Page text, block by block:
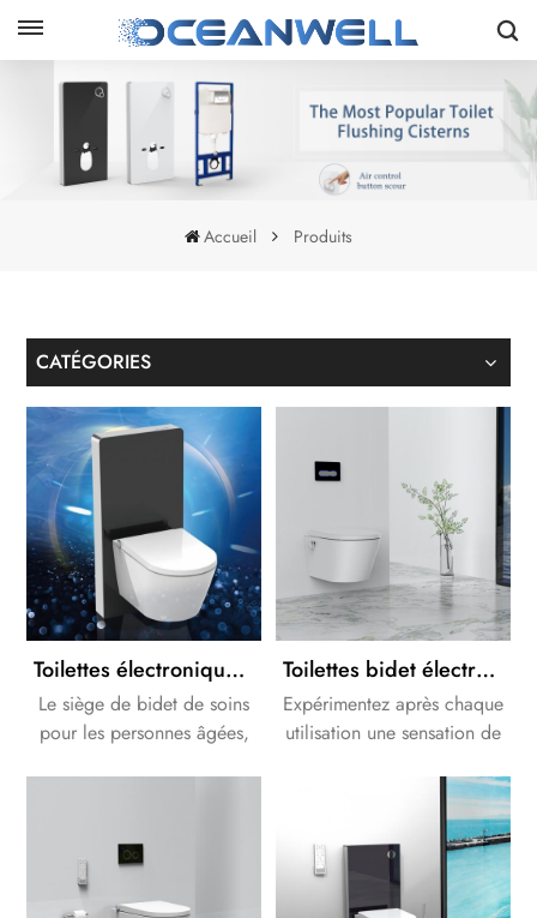
Accueil Produits
CATÉGORIES
Toilettes électroniques de bidet de douche d'OEM/ODM avec la citerne en verre noire d'armoire
Le siège de bidet de soins
pour les personnes âgées,
Toilettes bidet électroniques de style allemand avec système de chasse d'eau encastré en option
Expérimentez après chaque
utilisation une sensation de
agréable. Ce procédé est
également plus efficace et
plus sain que le nettoyage
avec du papier toilette.